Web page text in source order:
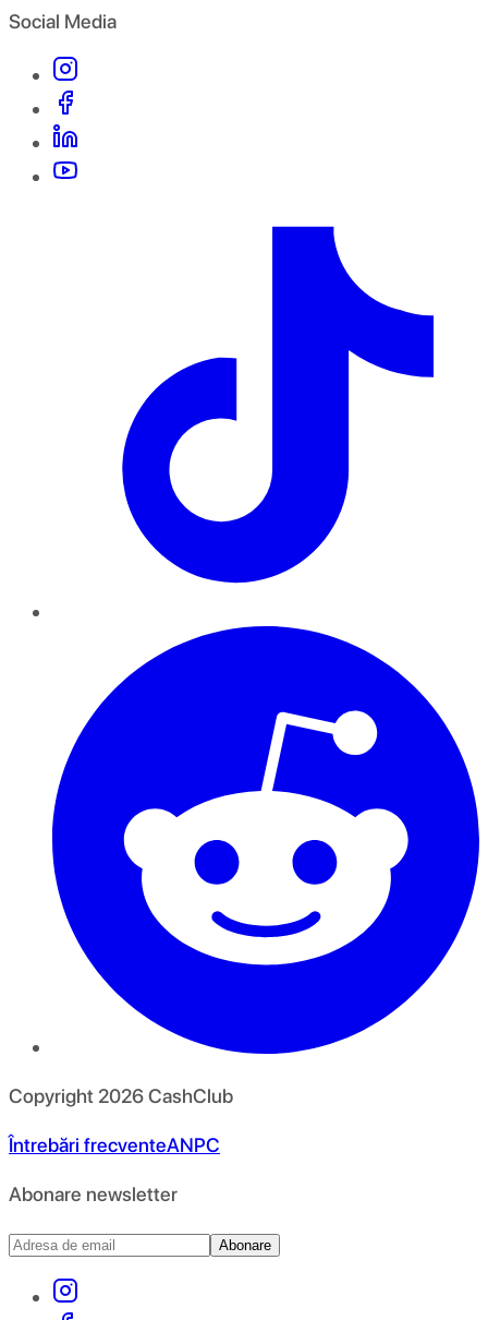
Social Media
Copyright 2026CashClub
Întrebări frecventeANPC
Abonare newsletter
Abonare